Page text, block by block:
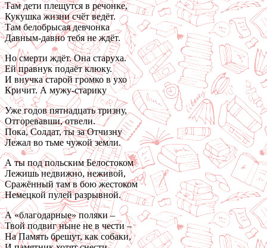
Там дети плещутся в речонке,
Кукушка жизни счёт ведёт.
Там белобрысая девчонка
Давным-давно тебя не ждёт.
Но смерти ждёт. Она старуха.
Ей правнук подаёт клюку.
И внучка старой громко в ухо
Кричит. А мужу-старику
Уже годов пятнадцать тризну,
Отгоревавши, отвели.
Пока, Солдат, ты за Отчизну
Лежал во тьме чужой земли.
А ты под польским Белостоком
Лежишь недвижно, неживой,
Сражённый там в бою жестоком
Немецкой пулей разрывной.
А «благодарные» поляки –
Твой подвиг ныне не в чести –
На Память брешут, как собаки,